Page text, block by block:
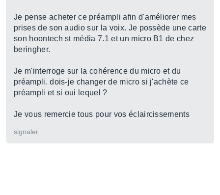
Je pense acheter ce préampli afin d'améliorer mes
prises de son audio sur la voix. Je possède une carte
son hoontech st média 7.1 et un micro B1 de chez
beringher.
Je m'interroge sur la cohérence du micro et du
préampli. dois-je changer de micro si j'achète ce
préampli et si oui lequel ?
Je vous remercie tous pour vos éclaircissements
signaler